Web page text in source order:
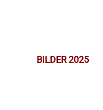
BILDER 2025